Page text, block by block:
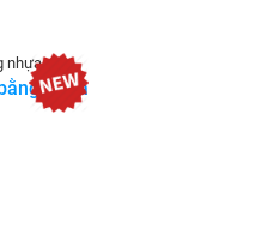
nhựa